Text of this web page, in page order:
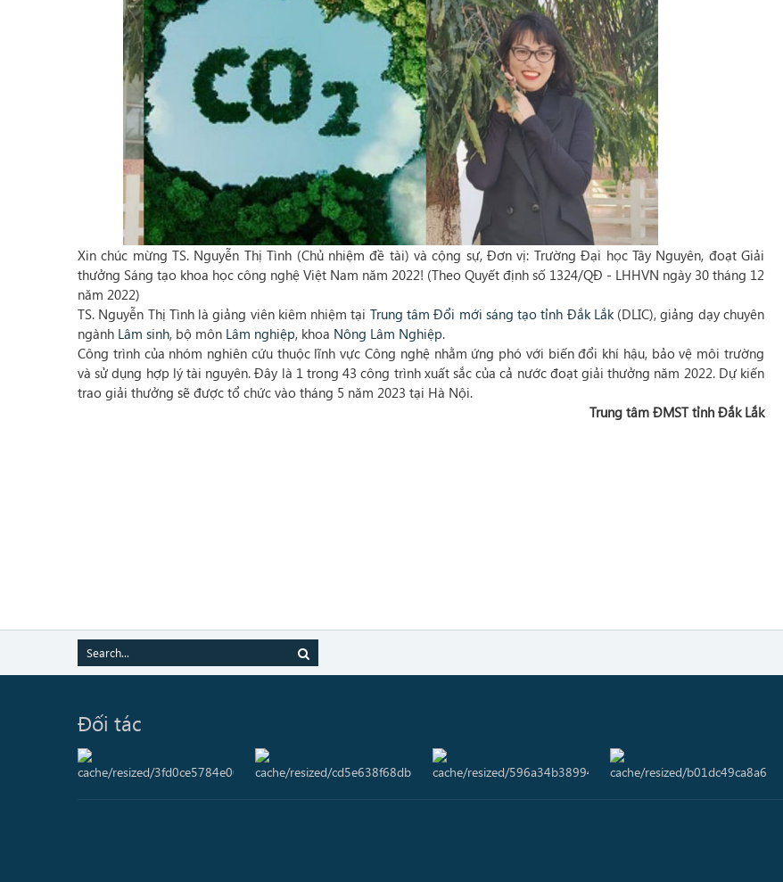
Xin chúc mừng TS. Nguyễn Thị Tình (Chủ nhiệm đề tài) và cộng sự, Đơn vị: Trường Đại học Tây Nguyên, đoạt Giải
thưởng Sáng tạo khoa học công nghệ Việt Nam năm 2022! (Theo Quyết định số 1324/QĐ - LHHVN ngày 30 tháng 12
năm 2022)
TS. Nguyễn Thị Tình là giảng viên kiêm nhiệm tại Trung tâm Đổi mới sáng tạo tỉnh Đắk Lắk(DLIC), giảng dạy chuyên
ngành Lâm sinh, bộ môn Lâm nghiệp, khoa Nông Lâm Nghiệp.
Công trình của nhóm nghiên cứu thuộc lĩnh vực Công nghệ nhằm ứng phó với biến đổi khí hậu, bảo vệ môi trường
và sử dụng hợp lý tài nguyên. Đây là 1 trong 43 công trình xuất sắc của cả nước đoạt giải thưởng năm 2022. Dự kiến
trao giải thưởng sẽ được tổ chức vào tháng 5 năm 2023 tại Hà Nội.
Trung tâm ĐMST tỉnh Đắk Lắk
Đối tác